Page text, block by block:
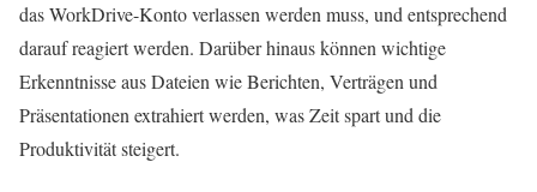
das WorkDrive-Konto verlassen werden muss, und entsprechend
darauf reagiert werden. Darüber hinaus können wichtige
Erkenntnisse aus Dateien wie Berichten, Verträgen und
Präsentationen extrahiert werden, was Zeit spart und die
Produktivität steigert.